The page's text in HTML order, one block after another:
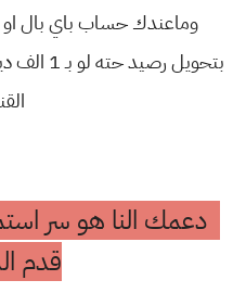
وماعندك حساب باي بال او
بتحويل
دعمك النا هو سر
قدم